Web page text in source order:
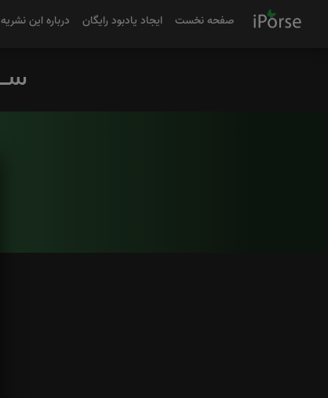
صفحه نخست ایجاد یادبود رایگان درباره این نشریه